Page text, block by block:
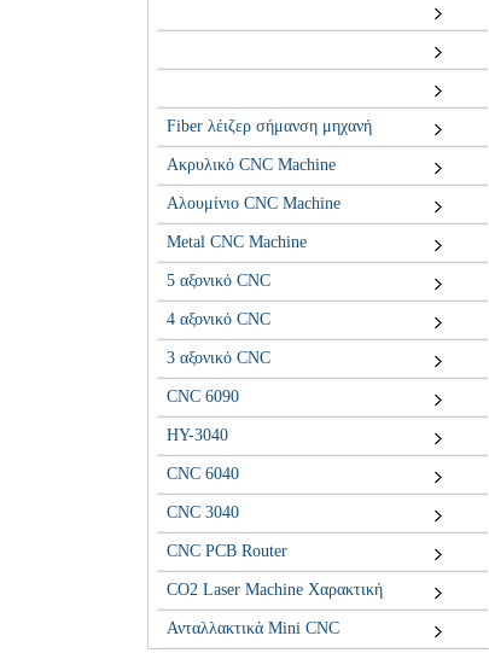
Fiber λέιζερ σήμανση μηχανή
Ακρυλικό CNC Machine
Αλουμίνιο CNC Machine
Metal CNC Machine
5 αξονικό CNC
4 αξονικό CNC
3 αξονικό CNC
CNC 6090
HY-3040
CNC 6040
CNC 3040
CNC PCB Router
CO2 Laser Machine Χαρακτική
Ανταλλακτικά Mini CNC